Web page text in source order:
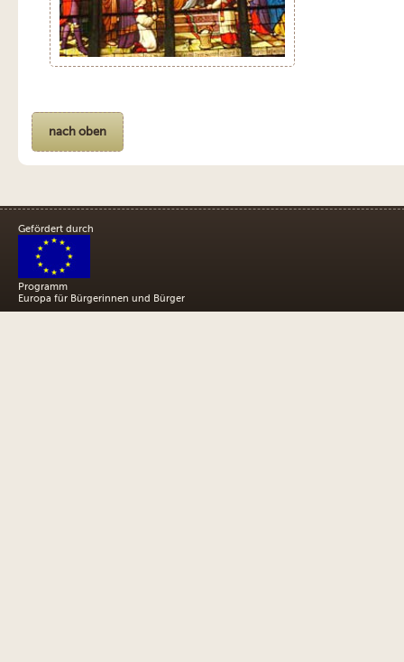
nach oben
Gefördert durch
Programm
Europa für Bürgerinnen und Bürger